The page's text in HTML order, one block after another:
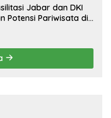
Jabar dan DKI
Potensi Pariwisata di